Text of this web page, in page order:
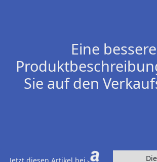
Eine bessere
Sie auf den